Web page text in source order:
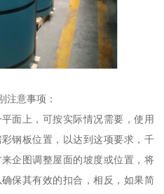
注意事项：
面上，可按实际情况需要，使用
钢板位置，以达到这项要求，千
企图调整屋面的坡度或位置，将
保其有效的扣合，相反，如果简